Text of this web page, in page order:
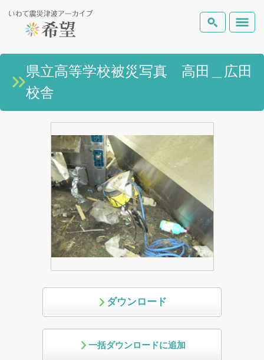
いわて震災津波アーカイブとは
岩手県の被害状況
ピックアップコンテンツ
Foreign Laguage
検索
県立高等学校被災写真 高田＿広田
校舎
ダウンロード
一括ダウンロードに追加